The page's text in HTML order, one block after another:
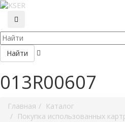
Найти
013R00607
Главная
Каталог
Покупка использованных